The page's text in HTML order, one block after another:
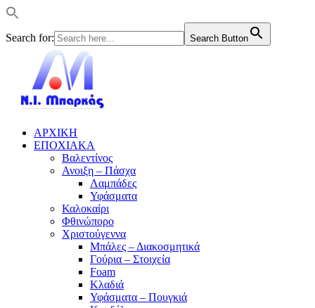
Search for: Search Button
ΑΡΧΙΚΗ
ΕΠΟΧΙΑΚΑ
Βαλεντίνος
Ανοιξη – Πάσχα
Λαμπάδες
Υφάσματα
Καλοκαίρι
Φθινώπορο
Χριστούγεννα
Μπάλες – Διακοσμητικά
Γούρια – Στοιχεία
Foam
Κλαδιά
Υφάσματα – Πουγκιά